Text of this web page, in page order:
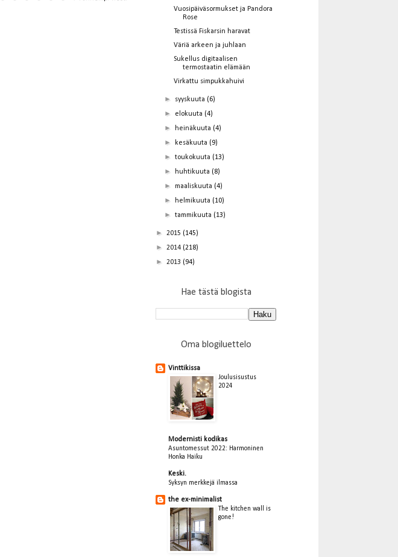
Vuosipäiväsormukset ja Pandora
Rose
Testissä Fiskarsin haravat
Väriä arkeen ja juhlaan
Sukellus digitaalisen
termostaatin elämään
Virkattu simpukkahuivi
► syyskuuta (6)
► elokuuta (4)
► heinäkuuta (4)
► kesäkuuta (9)
►toukokuuta (13)
► huhtikuuta (8)
► maaliskuuta (4)
► helmikuuta (10)
►tammikuuta (13)
► 2015 (145)
► 2014 (218)
► 2013 (94)
Hae tästä blogista
Oma blogiluettelo
Vinttikissa
Joulusisustus
2024
Modernisti kodikas
Asuntomessut 2022: Harmoninen
Honka Haiku
Keski.
Syksyn merkkejä ilmassa
the ex-minimalist
The kitchen wall is
gone!